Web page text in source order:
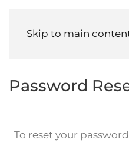
Skip to main
Password
To reset your